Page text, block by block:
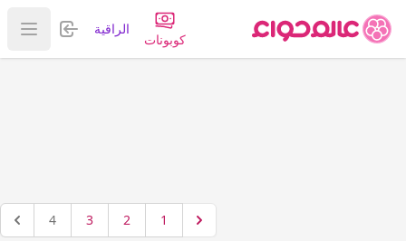
كوبونات
الراقية تسجيل
عرض
1
2
3
4